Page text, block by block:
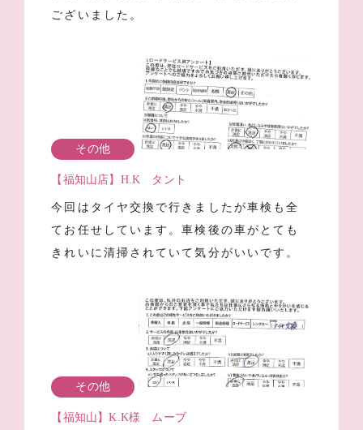
ございました。
その他
【福知山店】H.K タント
今回はタイヤ交換で行きましたが車検も全
てお任せしています。車検後の車がとても
きれいに清掃されていて気分がいいです。
その他
【福知山】K.K様 ムーブ